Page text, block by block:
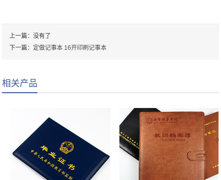
上一篇：没有了
下一篇： 定做记事本 16开印刷记事本
相关产品